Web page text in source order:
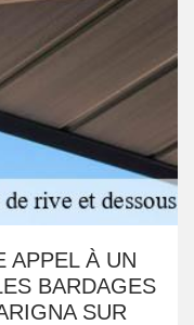
APPEL À UN
BARDAGES
SUR